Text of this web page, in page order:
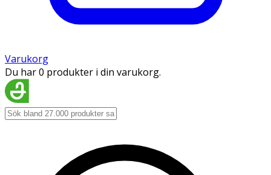
Varukorg
Du har 0 produkter i din varukorg.